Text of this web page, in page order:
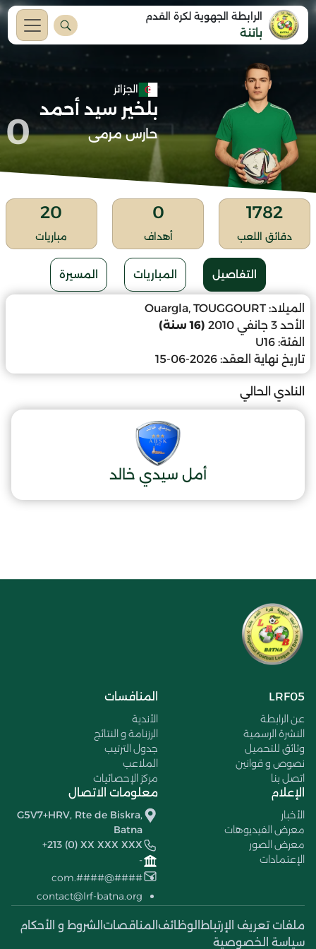
الرابطة الجهوية لكرة القدم
باتنة
الجزائر
بلخير سيد أحمد
حارس مرمى 0
1782
دقائق اللعب
0
أهداف
20
مباريات
التفاصيل المباريات المسيرة
الميلاد: Ouargla, TOUGGOURT
الأحد 3 جانفي 2010
(16 سنة)
الفئة: U16
تاريخ نهاية العقد: 2026-06-15
النادي الحالي
أمل سيدي خالد
LRF05
عن الرابطة
النشرة الرسمية
وثائق للتحميل
نصوص و قوانين
اتصل بنا
المنافسات
الأندية
الرزنامة و النتائج
جدول الترتيب
الملاعب
مركز الإحصائيات
الإعلام
الأخبار
معرض الفيديوهات
معرض الصور
الإعتمادات
معلومات الاتصال
G5V7+HRV, Rte de Biskra,
Batna
+213 (0) XX XXX XXX
-
####@####.com
contact@lrf-batna.org
ملفات تعريف الإرتباط الوظائف المناقصات الشروط و الأحكام
سياسة الخصوصية